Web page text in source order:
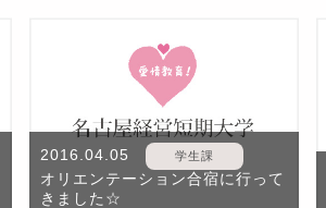
2016.04.05 学生課
オリエンテーション合宿に行って
きました☆